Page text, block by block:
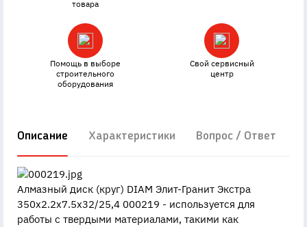
товара
Помощь в выборе
строительного
оборудования
Свой сервисный
центр
Описание Характеристики Вопрос / Ответ
Алмазный диск (круг) DIAM Элит-Гранит Экстра
350x2.2x7.5x32/25,4 000219 - используется для
работы с твердыми материалами, такими как